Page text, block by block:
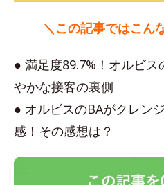
＼この記事ではこん
● 満足度89.7%！オルビ
やかな接客の裏側
● オルビスのBAがクレン
感！その感想は？